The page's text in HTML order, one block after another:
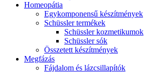
Homeopátia
Egykomponensű készítmények
Schüssler termékek
Schüssler kozmetikumok
Schüssler sók
Összetett készítmények
Megfázás
Fájdalom és lázcsillapítók